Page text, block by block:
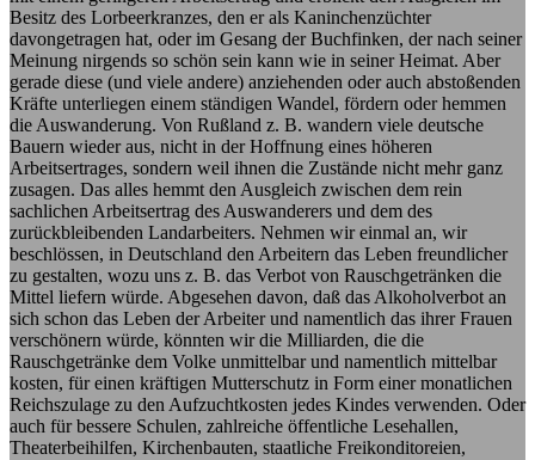
Besitz des Lorbeerkranzes, den er als Kaninchenzüchter
davongetragen hat, oder im Gesang der Buchfinken, der nach seiner
Meinung nirgends so schön sein kann wie in seiner Heimat. Aber
gerade diese (und viele andere) anziehenden oder auch abstoßenden
Kräfte unterliegen einem ständigen Wandel, fördern oder hemmen
die Auswanderung. Von Rußland z. B. wandern viele deutsche
Bauern wieder aus, nicht in der Hoffnung eines höheren
Arbeitsertrages, sondern weil ihnen die Zustände nicht mehr ganz
zusagen. Das alles hemmt den Ausgleich zwischen dem rein
sachlichen Arbeitsertrag des Auswanderers und dem des
zurückbleibenden Landarbeiters. Nehmen wir einmal an, wir
beschlössen, in Deutschland den Arbeitern das Leben freundlicher
zu gestalten, wozu uns z. B. das Verbot von Rauschgetränken die
Mittel liefern würde. Abgesehen davon, daß das Alkoholverbot an
sich schon das Leben der Arbeiter und namentlich das ihrer Frauen
verschönern würde, könnten wir die Milliarden, die die
Rauschgetränke dem Volke unmittelbar und namentlich mittelbar
kosten, für einen kräftigen Mutterschutz in Form einer monatlichen
Reichszulage zu den Aufzuchtkosten jedes Kindes verwenden. Oder
auch für bessere Schulen, zahlreiche öffentliche Lesehallen,
Theaterbeihilfen, Kirchenbauten, staatliche Freikonditoreien,